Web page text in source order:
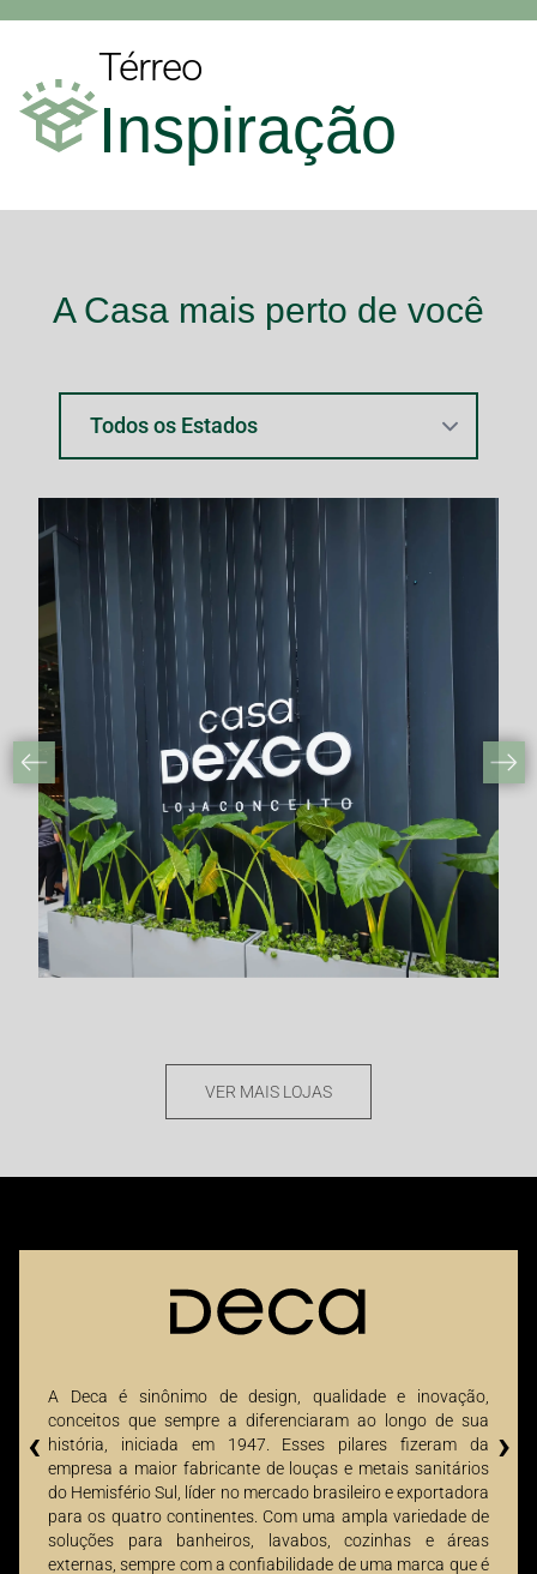
Térreo
Inspiração
A Casa mais perto de você
VER MAIS LOJAS
‹ ›
A Deca é sinônimo de design, qualidade e inovação,
conceitos que sempre a diferenciaram ao longo de sua
história, iniciada em 1947. Esses pilares fizeram da
empresa a maior fabricante de louças e metais sanitários
do Hemisfério Sul, líder no mercado brasileiro e exportadora
para os quatro continentes. Com uma ampla variedade de
soluções para banheiros, lavabos, cozinhas e áreas
externas, sempre com a confiabilidade de uma marca que é